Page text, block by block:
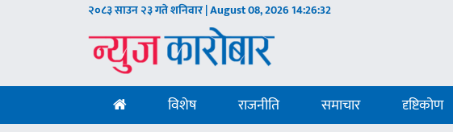
२०८३ साउन २३ गते शनिवार | August 08, 202614:26:33
विशेष राजनीति समाचार दृष्टिकोण